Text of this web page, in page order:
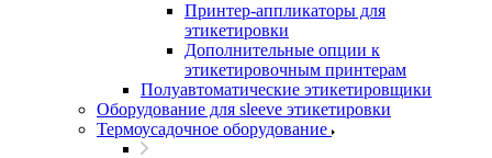
Принтер-аппликаторы для
этикетировки
Дополнительные опции к
этикетировочным принтерам
Полуавтоматические этикетировщики
Оборудование для sleeve этикетировки
Термоусадочное оборудование